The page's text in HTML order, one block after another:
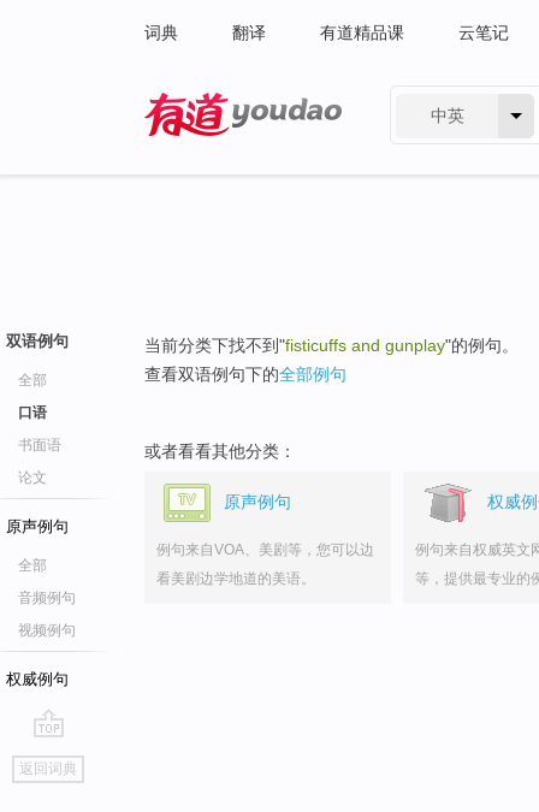
词典 翻译 有道精品课 云笔记
中英
双语例句
全部
口语
书面语
论文
原声例句
全部
音频例句
视频例句
权威例句
go
top
返回词典
当前分类下找不到"fisticuffs and gunplay"的例句。
查看双语例句下的全部例句
或者看看其他分类：
原声例句
例句来自VOA、美剧等，您可以边
看美剧边学地道的美语。
权威
例句来自权威英文
等，提供最专业的